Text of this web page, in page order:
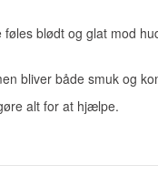
blødt og glat mod
bliver både smuk og
alt for at hjælpe.